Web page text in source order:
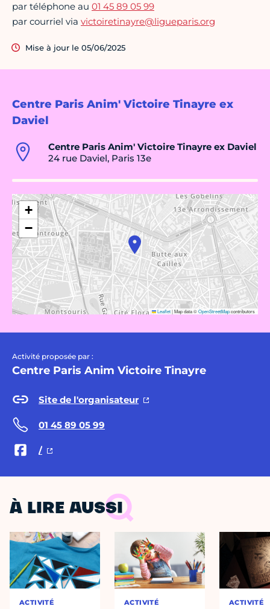
Centre Paris Anim' Victoire Tinayre ex
Daviel
Centre Paris Anim' Victoire Tinayre ex Daviel
24 rue Daviel, Paris 13e
+
−
Leaflet|Map data ©OpenStreetMapcontributors
Activité proposée par :
Centre Paris Anim Victoire Tinayre
Site de l'organisateur
01 45 89 05 99
/
par téléphone au 01 45 89 05 99
par courriel via victoiretinayre@ligueparis.org
Mise à jour le 05/06/2025
À LIRE AUSSI
ACTIVITÉ ACTIVITÉ ACTIVITÉ